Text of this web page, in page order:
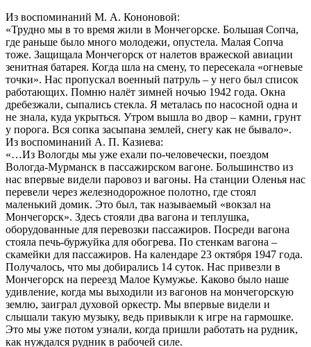
Из воспоминаний М. А. Кононовой:
«Трудно мы в то время жили в Мончегорске. Большая Сопча,
где раньше было много молодежи, опустела. Малая Сопча
тоже. Защищала Мончегорск от налетов вражеской авиации
зенитная батарея. Когда шла на смену, то пересекала «огневые
точки». Нас пропускал военный патруль – у него был список
работающих. Помню налёт зимней ночью 1942 года. Окна
дребезжали, сыпались стекла. Я металась по насосной одна и
не знала, куда укрыться. Утром вышла во двор – камни, грунт
у порога. Вся сопка засыпана землей, снегу как не бывало».
Из воспоминаний А. П. Казиева:
«…Из Вологды мы уже ехали по-человечески, поездом
Вологда-Мурманск в пассажирском вагоне. Большинство из
нас впервые видели паровоз и вагоны. На станции Оленья нас
перевели через железнодорожное полотно, где стоял
маленький домик. Это был, так называемый «вокзал на
Мончегорск». Здесь стояли два вагона и теплушка,
оборудованные для перевозки пассажиров. Посреди вагона
стояла печь-буржуйка для обогрева. По стенкам вагона –
скамейки для пассажиров. На календаре 23 октября 1947 года.
Получалось, что мы добирались 14 суток. Нас привезли в
Мончегорск на переезд Малое Кумужье. Каково было наше
удивление, когда мы выходили из вагонов на мончегорскую
землю, заиграл духовой оркестр. Мы впервые видели и
слышали такую музыку, ведь привыкли к игре на гармошке.
Это мы уже потом узнали, когда пришли работать на рудник,
как нуждался рудник в рабочей силе.